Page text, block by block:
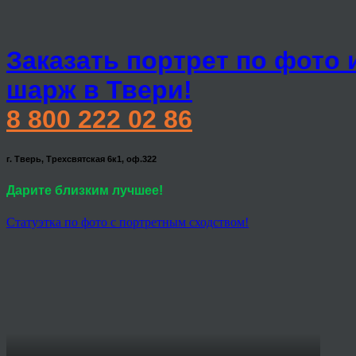
Заказать портрет по фото
шарж в Твери!
8 800 222 02 86
г. Тверь, Трехсвятская 6к1, оф.322
Дарите близким лучшее!
Статуэтка по фото с портретным сходством!